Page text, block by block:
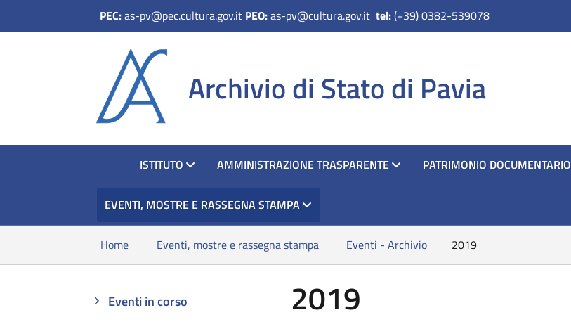
PEC:as-pv@pec.cultura.gov.it PEO:as-pv@cultura.gov.ittel:(+39) 0382-539078
Archivio di Stato di Pavia
HOMEISTITUTO AMMINISTRAZIONE TRASPARENTE PATRIMONIO DOCUMENTARIO
EVENTI, MOSTRE E RASSEGNA STAMPA
Home Eventi, mostre e rassegna stampa Eventi - Archivio 2019
Eventi in corso 2019